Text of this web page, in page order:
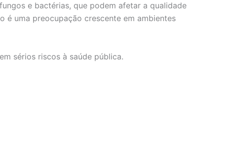
e bactérias, que podem afetar a qualidade
é uma preocupação crescente em ambientes
sérios riscos à saúde pública.